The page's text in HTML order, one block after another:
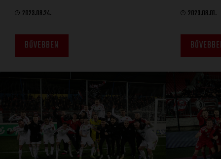
2023.08.24.
BŐVEBBEN
2023.08.01.